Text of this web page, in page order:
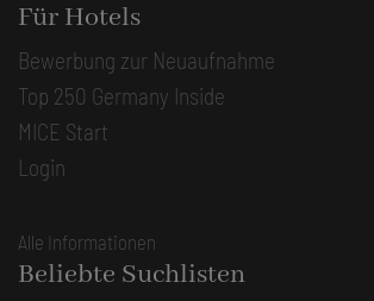
Für Hotels
Bewerbung zur Neuaufnahme
Top 250 Germany Inside
MICE Start
Login
Alle Informationen
Beliebte Suchlisten